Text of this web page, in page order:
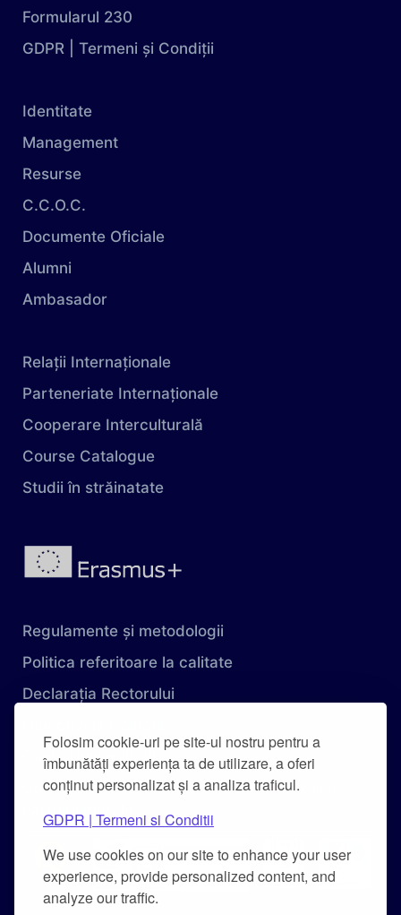
Folosim cookie-uri pe site-ul nostru pentru a
îmbunătăți experiența ta de utilizare, a oferi
conținut personalizat și a analiza traficul.
GDPR | Termeni si Conditii
We use cookies on our site to enhance your user
experience, provide personalized content, and
analyze our traffic.
Formularul 230
GDPR | Termeni și Condiții
Identitate
Management
Resurse
C.C.O.C.
Documente Oficiale
Alumni
Ambasador
Relații Internaționale
Parteneriate Internaționale
Cooperare Interculturală
Course Catalogue
Studii în străinatate
Regulamente și metodologii
Politica referitoare la calitate
Declarația Rectorului
Carta Universității
Combaterea hărțuirii pe criteriu de sex și a